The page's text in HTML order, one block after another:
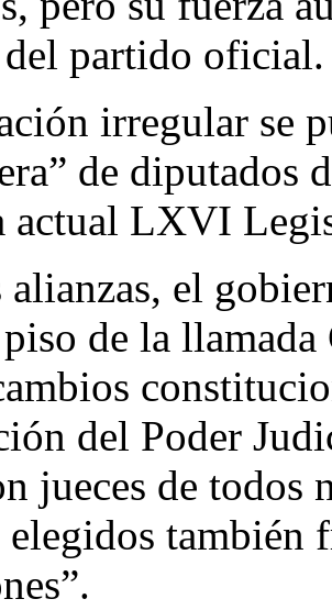
partido oficial.
irregular se
de diputados
actual LXVI
alianzas, el
de la
del Poder
jueces de todos
también